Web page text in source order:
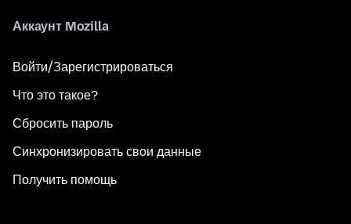
Аккаунт Mozilla
Войти/Зарегистрироваться
Что это такое?
Сбросить пароль
Синхронизировать свои данные
Получить помощь